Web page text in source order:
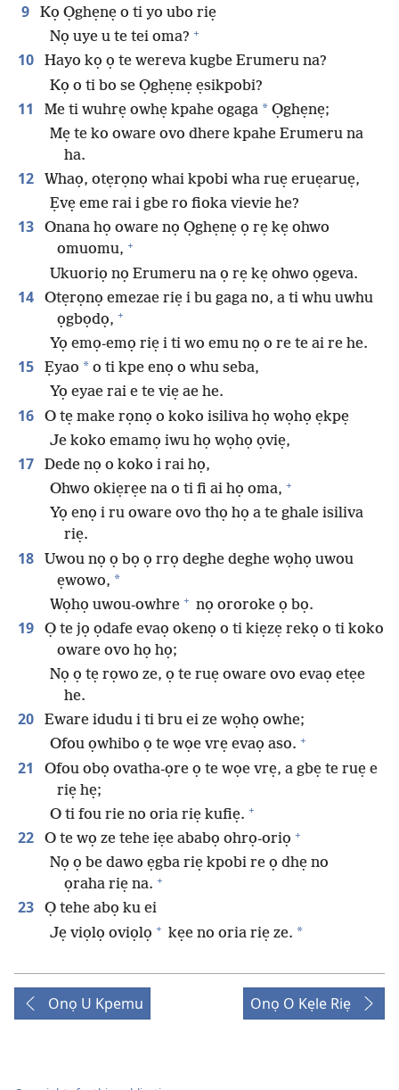
9
Kọ Ọghẹnẹ o ti yo ubo riẹ
Nọ uye u te tei oma? +
10
Hayo kọ ọ te wereva kugbe Erumeru na?
Kọ o ti bo se Ọghẹnẹ ẹsikpobi?
11 Me ti wuhrẹ owhẹ kpahe ogaga * Ọghẹnẹ;
Mẹ te ko oware ovo dhere kpahe Erumeru na
ha.
12
Whaọ, otẹrọnọ whai kpobi wha ruẹ eruẹaruẹ,
Ẹvẹ eme rai i gbe ro fioka vievie he?
13
Onana họ oware nọ Ọghẹnẹ ọ rẹ kẹ ohwo
omuomu, +
Ukuoriọ nọ Erumeru na ọ rẹ kẹ ohwo ọgeva.
14
Otẹrọnọ emezae riẹ i bu gaga no, a ti whu uwhu
ọgbọdọ, +
Yọ emọ-emọ riẹ i ti wo emu nọ o re te ai re he.
15 Ẹyao * o ti kpe enọ o whu seba,
Yọ eyae rai e te viẹ ae he.
16
O tẹ make rọnọ o koko isiliva họ wọhọ ẹkpẹ
Je koko emamọ iwu họ wọhọ ọviẹ,
17
Dede nọ o koko i rai họ,
Ohwo okiẹrẹe na o ti fi ai họ oma, +
Yọ enọ i ru oware ovo thọ họ a te ghale isiliva
riẹ.
18
Uwou nọ ọ bọ ọ rrọ deghe deghe wọhọ uwou
ẹwowo, *
Wọhọ uwou-owhre + nọ ororoke ọ bọ.
19
Ọ te jọ ọdafe evaọ okenọ o ti kiẹzẹ rekọ o ti koko
oware ovo họ họ;
Nọ ọ tẹ rọwo ze, ọ te ruẹ oware ovo evaọ etẹe
he.
20
Eware idudu i ti bru ei ze wọhọ owhe;
Ofou ọwhibo ọ te wọe vrẹ evaọ aso. +
21
Ofou obọ ovatha-ọre ọ te wọe vrẹ, a gbẹ te ruẹ e
riẹ hẹ;
O ti fou rie no oria riẹ kufiẹ. +
22 O te wọ ze tehe iẹe ababọ ohrọ-oriọ +
Nọ ọ be dawo ẹgba riẹ kpobi re ọ dhẹ no
ọraha riẹ na. +
23
Ọ tehe abọ ku ei
Jẹ viọlọ oviọlọ + kẹe no oria riẹ ze. *
Onọ U Kpemu Onọ O Kẹle Riẹ